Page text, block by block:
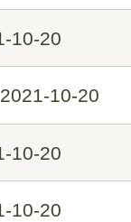
10-20
2021-10-20
10-20
10-20